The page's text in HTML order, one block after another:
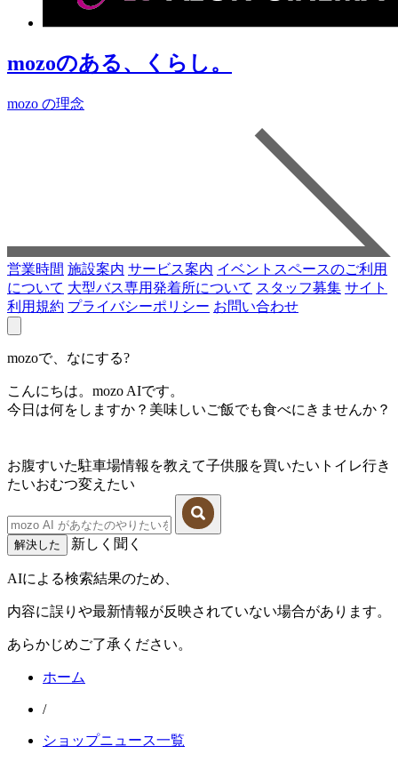
mozoのある、くらし。
mozo の理念
営業時間 施設案内 サービス案内 イベントスペースのご利用
について 大型バス専用発着所について スタッフ募集 サイト
利用規約 プライバシーポリシー お問い合わせ
mozoで、なにする?
こんにちは。mozo AIです。
今日は何をしますか？美味しいご飯でも食べにきませんか？
お腹すいた駐車場情報を教えて子供服を買いたい トイレ行き
たいおむつ変えたい
解決した 新しく聞く
AIによる検索結果のため、
内容に誤りや最新情報が反映されていない場合があります。
あらかじめご了承ください。
ホーム
/
ショップニュース一覧